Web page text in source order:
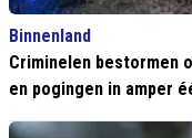
Binnenland
Criminelen bestormen
en pogingen in amper